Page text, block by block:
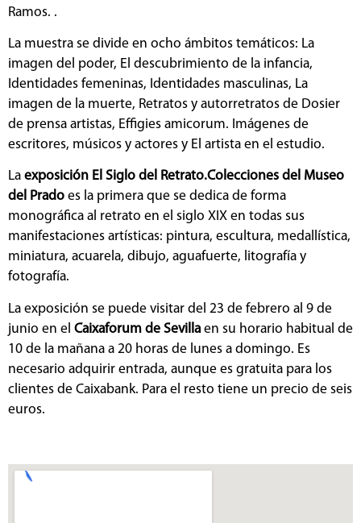
Ramos. .
La muestra se divide en ocho ámbitos temáticos: La
imagen del poder, El descubrimiento de la infancia,
Identidades femeninas, Identidades masculinas, La
imagen de la muerte, Retratos y autorretratos de Dosier
de prensa artistas, Effigies amicorum. Imágenes de
escritores, músicos y actores y El artista en el estudio.
La exposición El Siglo del Retrato.Colecciones del Museo
del Prado es la primera que se dedica de forma
monográfica al retrato en el siglo XIX en todas sus
manifestaciones artísticas: pintura, escultura, medallística,
miniatura, acuarela, dibujo, aguafuerte, litografía y
fotografía.
La exposición se puede visitar del 23 de febrero al 9 de
junio en el Caixaforum de Sevillaen su horario habitual de
10 de la mañana a 20 horas de lunes a domingo. Es
necesario adquirir entrada, aunque es gratuita para los
clientes de Caixabank. Para el resto tiene un precio de seis
euros.